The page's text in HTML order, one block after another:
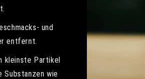
und
entfernt.
kleinste Partikel
Substanzen wie